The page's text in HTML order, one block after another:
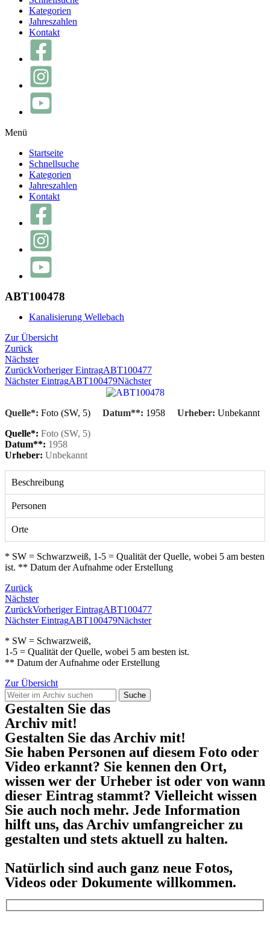
Kategorien
Jahreszahlen
Kontakt
Menü
Startseite
Schnellsuche
Kategorien
Jahreszahlen
Kontakt
ABT100478
Kanalisierung Wellebach
Zur Übersicht
Zurück
Nächster
ZurückVorheriger EintragABT100477
Nächster EintragABT100479Nächster
Quelle*: Foto (SW, 5) Datum**: 1958 Urheber: Unbekannt
Quelle*: Foto (SW, 5)
Datum**: 1958
Urheber: Unbekannt
Beschreibung
Personen
Orte
* SW = Schwarzweiß, 1-5 = Qualität der Quelle, wobei 5 am besten
ist. ** Datum der Aufnahme oder Erstellung
Zurück
Nächster
ZurückVorheriger EintragABT100477
Nächster EintragABT100479Nächster
* SW = Schwarzweiß,
1-5 = Qualität der Quelle, wobei 5 am besten ist.
** Datum der Aufnahme oder Erstellung
Zur Übersicht
Suche
Gestalten Sie das
Archiv mit!
Gestalten Sie das Archiv mit!
Sie haben Personen auf diesem Foto oder
Video erkannt? Sie kennen den Ort,
wissen wer der Urheber ist oder von wann
dieser Eintrag stammt? Vielleicht wissen
Sie auch noch mehr. Jede Information
hilft uns, das Archiv umfangreicher zu
gestalten und stets aktuell zu halten.
Natürlich sind auch ganz neue Fotos,
Videos oder Dokumente willkommen.